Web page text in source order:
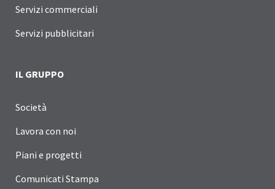
Servizi commerciali
Servizi pubblicitari
IL GRUPPO
Società
Lavora con noi
Piani e progetti
Comunicati Stampa